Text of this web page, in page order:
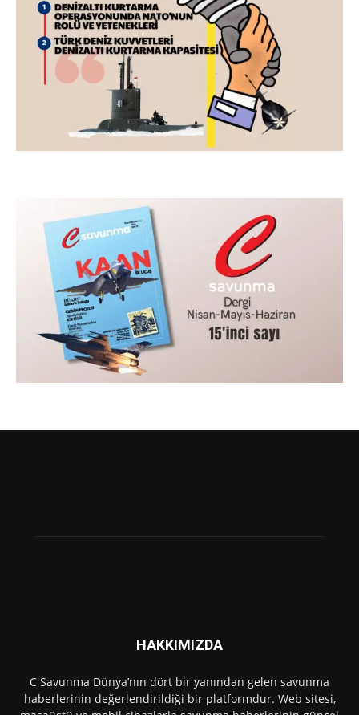
HAKKIMIZDA
C Savunma Dünya’nın dört bir yanından gelen savunma
haberlerinin değerlendirildiği bir platformdur. Web sitesi,